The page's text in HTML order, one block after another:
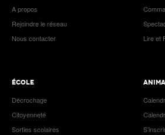
A propos
Rejoindre le réseau
Nous contacter
Lire et
ÉCOLE
Décrochage
Citoyenneté
Sorties scolaires